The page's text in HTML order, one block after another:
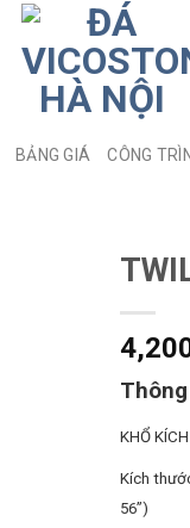
BẢNG GIÁ CÔNG
KHỔ
Kích
56”)